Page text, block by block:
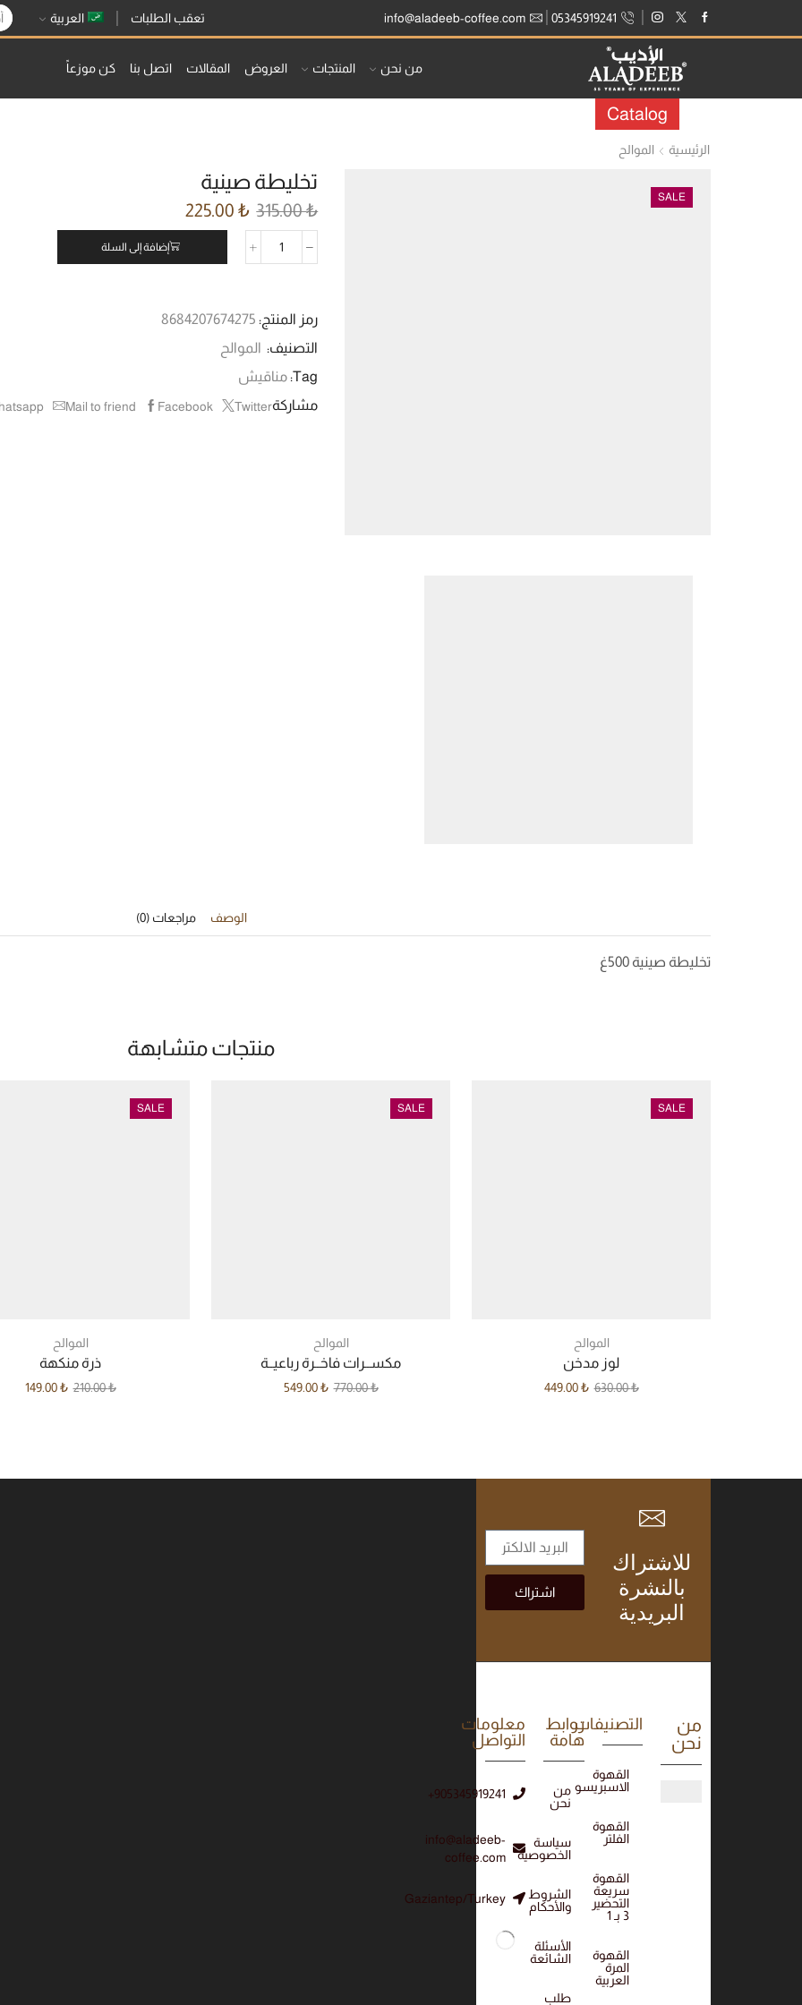
05345919241
info@aladeeb-coffee.com تعقب الطلبات العربية
من نحن المنتجات العروض المقالات اتصل بنا كن موزعاً
Catalog
الرئيسية الموالح
SALE
تخليطة صينية
315.00₺
225.00₺
إضافة إلى السلة
رمز المنتج: 8684207674275
التصنيف: الموالح
Tag: مناقيش
مشاركةTwitter
Facebook
Mail to friend
الوصف مراجعات (0)
تخليطة صينية 500غ
منتجات متشابهة
SALE
الموالح
لوز مدخن
630.00₺
449.00₺
SALE
الموالح
مكســرات فاخــرة رباعيــة
770.00₺
549.00₺
SALE
الموالح
ذرة منكهة
210.00₺
149.00₺
للاشتراك
بالنشرة
البريدية
اشتراك
من
نحن
التصنيفات
القهوة
الاسبريسو
القهوة
الفلتر
القهوة
سريعة
التحضير
3 بـ 1
القهوة
المرة
العربية
روابط
هامة
من
نحن
سياسة
الخصوصية
الشروط
والأحكام
الأسئلة
الشائعة
طلب
معلومات
التواصل
905345919241+
info@aladeeb-
coffee.com
Gaziantep/Turkey